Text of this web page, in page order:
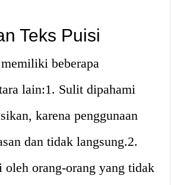
Teks Puisi
beberapa
lain:1. Sulit dipahami
karena penggunaan
dan tidak langsung.2.
oleh orang-orang yang tidak